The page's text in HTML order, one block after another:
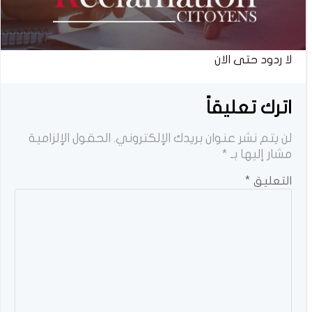
لا ردود حتى الان
اترك تعليقاً
لن يتم نشر عنوان بريدك الإلكتروني. الحقول الإلزامية
مشار إليها بـ *
التعليق *